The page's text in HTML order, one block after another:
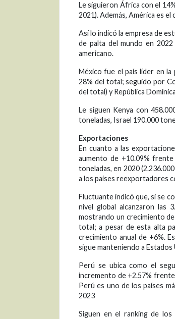
Le siguieron África con el
2021). Además, América es
Así lo indicó la empresa de
de palta del mundo en
americano.
México fue el país líder en la
28% del total; seguido por
del total) y República
Le siguen Kenya con
toneladas, Israel 190.000
Exportaciones
En cuanto a las
aumento de +10.09% frente
toneladas, en 2020
a los países reexportadores
Fluctuante indicó que, si se
nivel global alcanzaron las
mostrando un crecimiento
total; a pesar de esta alta
crecimiento anual de +6%.
sigue manteniendo a
Perú se ubica como el
incremento de +2.57%
Perú es uno de los países
2023
Siguen en el ranking de los